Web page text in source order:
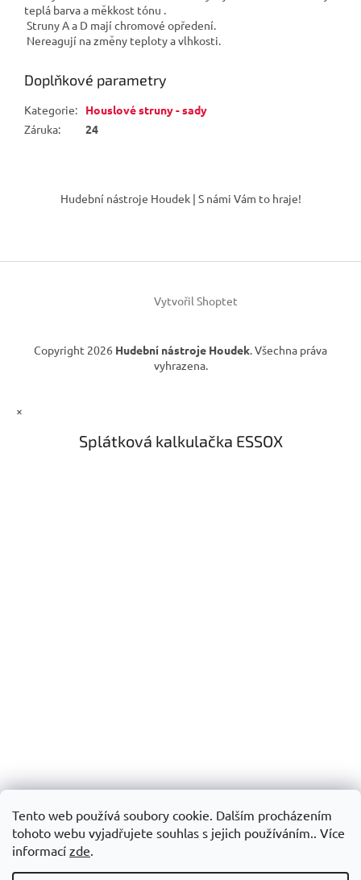
Tento web používá soubory cookie. Dalším procházením
tohoto webu vyjadřujete souhlas s jejich používáním.. Více
informací zde.
teplá barva a měkkost tónu .
Struny A a D mají chromové opředení.
Nereagují na změny teploty a vlhkosti.
Doplňkové parametry
Kategorie:
Houslové struny - sady
Záruka: 24
í
Hudební nástroje Houdek | S námi Vám to hraje!
Vytvořil Shoptet
Copyright 2026 Hudební nástroje Houdek. Všechna práva
vyhrazena.
×
Splátková kalkulačka ESSOX